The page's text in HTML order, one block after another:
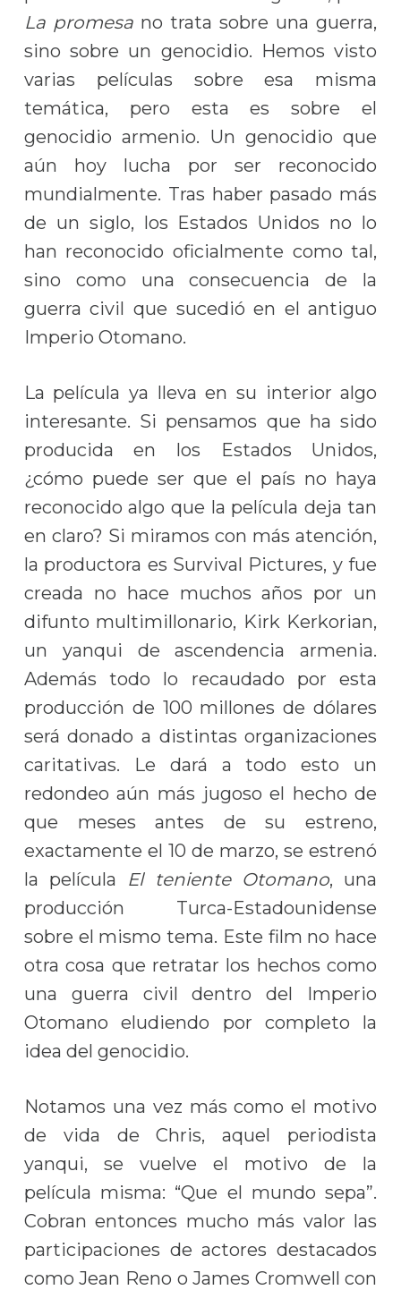
La promesano trata sobre una guerra,
sino sobre un genocidio. Hemos visto
varias películas sobre esa misma
temática, pero esta es sobre el
genocidio armenio. Un genocidio que
aún hoy lucha por ser reconocido
mundialmente. Tras haber pasado más
de un siglo, los Estados Unidos no lo
han reconocido oficialmente como tal,
sino como una consecuencia de la
guerra civil que sucedió en el antiguo
Imperio Otomano.
La película ya lleva en su interior algo
interesante. Si pensamos que ha sido
producida en los Estados Unidos,
¿cómo puede ser que el país no haya
reconocido algo que la película deja tan
en claro? Si miramos con más atención,
la productora es Survival Pictures, y fue
creada no hace muchos años por un
difunto multimillonario, Kirk Kerkorian,
un yanqui de ascendencia armenia.
Además todo lo recaudado por esta
producción de 100 millones de dólares
será donado a distintas organizaciones
caritativas. Le dará a todo esto un
redondeo aún más jugoso el hecho de
que meses antes de su estreno,
exactamente el 10 de marzo, se estrenó
la película El teniente Otomano, una
producción Turca-Estadounidense
sobre el mismo tema. Este film no hace
otra cosa que retratar los hechos como
una guerra civil dentro del Imperio
Otomano eludiendo por completo la
idea del genocidio.
Notamos una vez más como el motivo
de vida de Chris, aquel periodista
yanqui, se vuelve el motivo de la
película misma: “Que el mundo sepa”.
Cobran entonces mucho más valor las
participaciones de actores destacados
como Jean Reno o James Cromwell con